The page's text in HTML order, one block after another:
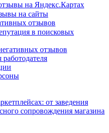
на Яндекс.Картах
на сайты
отзывов
в поисковых
отзывов
от заведения
сопровождения магазина